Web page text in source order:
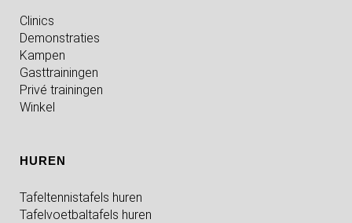
Clinics
Demonstraties
Kampen
Gasttrainingen
Privé trainingen
Winkel
HUREN
Tafeltennistafels huren
Tafelvoetbaltafels huren